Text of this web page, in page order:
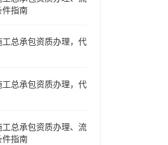
件指南
工总承包资质办理，代
工总承包资质办理，代
工总承包资质办理、流
件指南